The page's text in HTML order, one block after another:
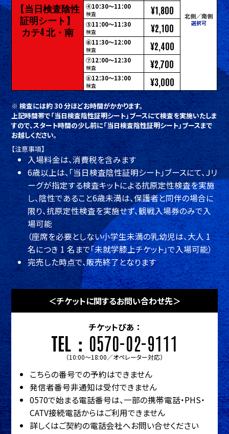
【当日検査陰性
証明シート】
カテ4 北・南
北側／南側
選択可
④10：30～11：00
検査 ¥1,800
⑤11：00～11：30
検査 ¥2,100
⑥11：30～12：00
検査 ¥2,400
⑦12：00～12：30
検査 ¥2,700
⑧12：30～13：00
検査 ¥3,000
※ 検査には約 30 分ほどお時間がかかります。
上記時間帯で「当日検査陰性証明シート」ブースにて検査を実施いたしま
すので、スタート時間の少し前に「当日検査陰性証明シート」ブースまで
お越しください。
【注意事項】
入場料金は、消費税を含みます
6歳以上は、「当日検査陰性証明シート」ブースにて、Ｊリ
ーグが指定する検査キットによる抗原定性検査を実施
し、陰性であること6歳未満は、保護者と同伴の場合に
限り、抗原定性検査を実施せず、観戦入場券のみで入
場可能
（座席を必要としない小学生未満の乳幼児は、大人 1
名につき 1 名まで「未就学膝上チケット」で入場可能）
完売した時点で、販売終了となります
＜チケットに関するお問い合わせ先＞
チケットぴあ ：
TEL： 0570-02-9111
（10:00～18:00／オペレーター対応）
こちらの番号での予約はできません
発信者番号非通知は受付できません
0570で始まる電話番号は、一部の携帯電話・PHS・
CATV接続電話からはご利用できません
詳しくはご契約の電話会社へお問い合せください